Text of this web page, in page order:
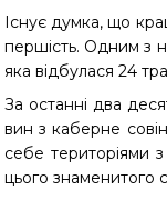
Існує думка, що
першість. Одним з
яка відбулася 24
За останні два
вин з каберне
себе територіями
цього знаменитого